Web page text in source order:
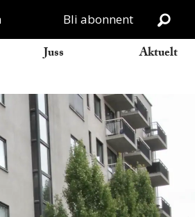
Bli abonnent
Juss Aktuelt